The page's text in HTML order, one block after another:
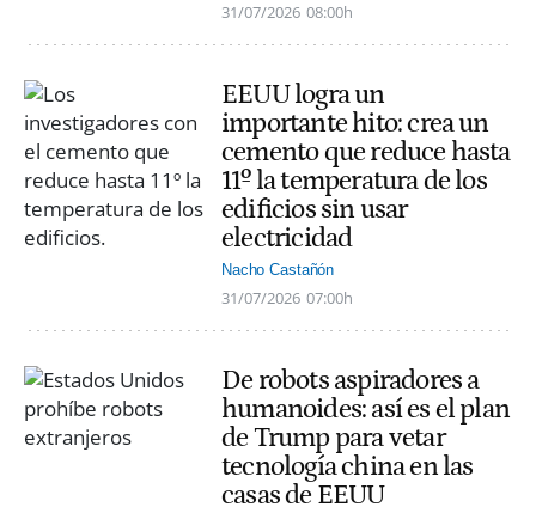
31/07/2026 08:00h
EEUU logra un
importante hito: crea un
cemento que reduce hasta
11º la temperatura de los
edificios sin usar
electricidad
Nacho Castañón
31/07/2026 07:00h
De robots aspiradores a
humanoides: así es el plan
de Trump para vetar
tecnología china en las
casas de EEUU